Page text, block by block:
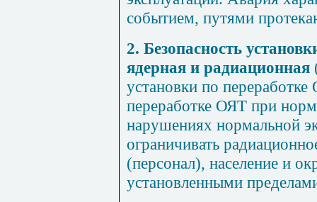
событием, путями
2. Безопасность
ядерная и радиационная
установки по
переработке ОЯТ при
нарушениях нормальной
ограничивать
(персонал), население и
установленными